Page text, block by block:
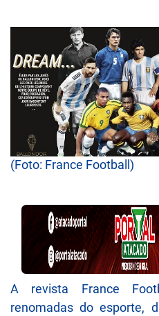
(Foto: France Football)
A revista France
renomadas do esporte,